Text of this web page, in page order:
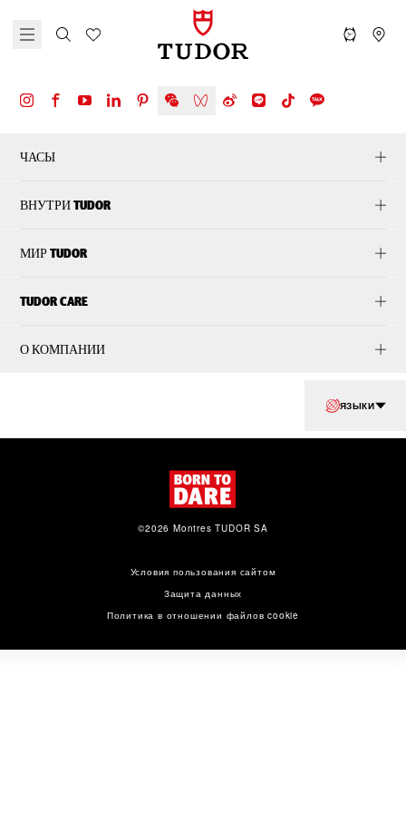
ЧАСЫ
ВНУТРИ TUDOR
МИР TUDOR
TUDOR CARE
О КОМПАНИИ
ЯЗЫКИ
Условия пользования сайтом
Защита данных
Политика в отношении файлов cookie
©2026 Montres TUDOR SA